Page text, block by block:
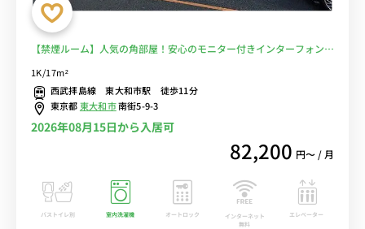
【禁煙ルーム】人気の角部屋！安心のモニター付きインターフォン完
あるお部屋■選べるWi-Fi格安レンタル中！
1K/17m²
西武拝島線 東大和市駅 徒歩11分
東京都東大和市南街5-9-3
2026年08月15日から入居可
82,200 円〜 / 月
バストイレ別 室内洗濯機 オートロック
インターネット
無料
エレベーター